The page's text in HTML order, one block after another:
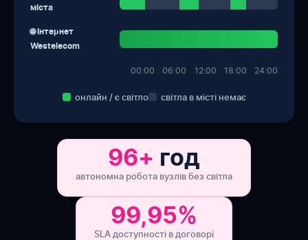
міста
🌐 Інтернет
Westelecom
00:00 06:00 12:00 18:00 24:00
онлайн / є світло світла в місті немає
96+ год
автономна робота вузлів без світла
99,95%
SLA доступності в договорі